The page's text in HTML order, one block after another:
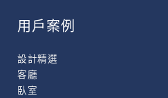
用戶案例
設計精選
客廳
臥室